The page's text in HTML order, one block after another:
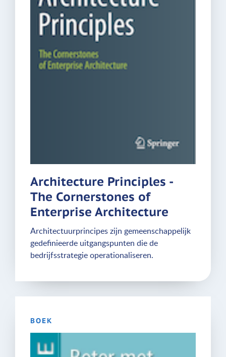
Architecture Principles -
The Cornerstones of
Enterprise Architecture
Architectuurprincipes zijn gemeenschappelijk
gedefinieerde uitgangspunten die de
bedrijfsstrategie operationaliseren.
BOEK